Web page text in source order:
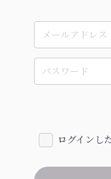
ログインし